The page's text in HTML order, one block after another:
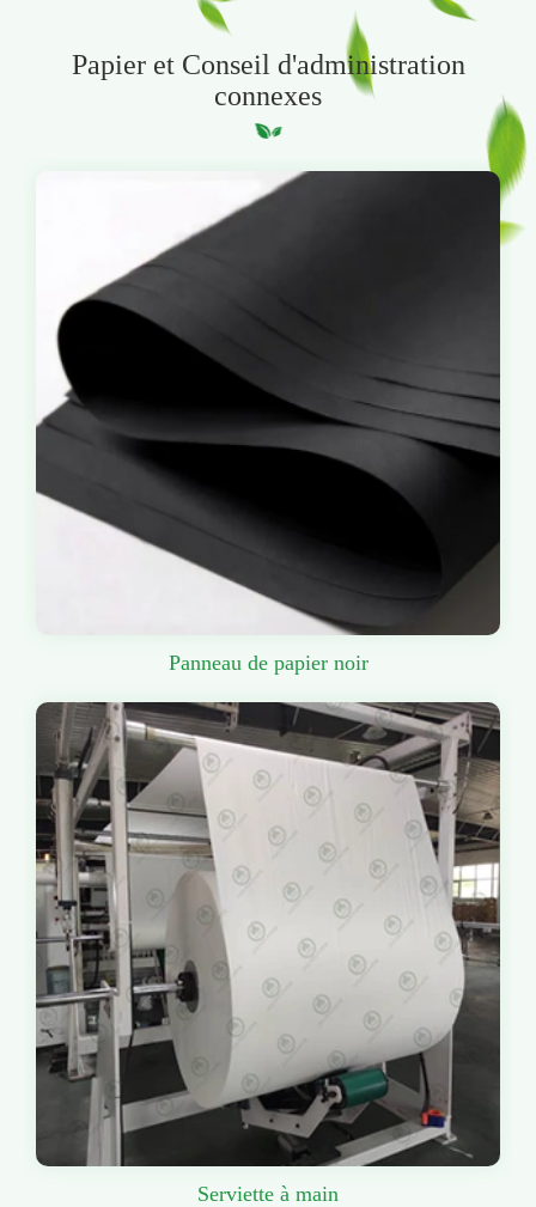
Papier et Conseil d'administration
connexes
Panneau de papier noir
Serviette à main